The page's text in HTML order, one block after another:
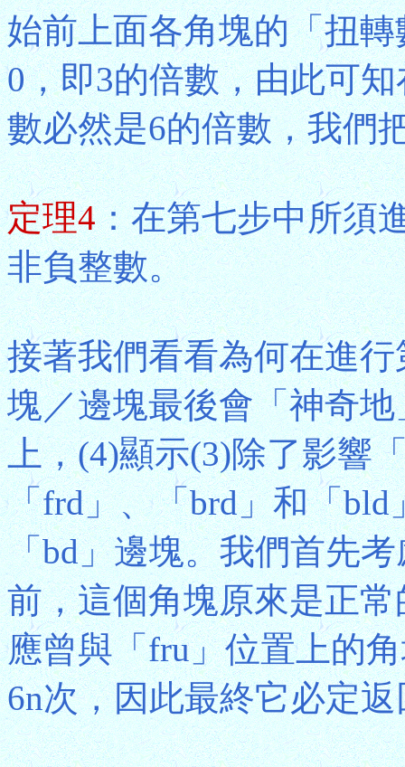
始前上面各角塊的「扭
0，即3的倍數，由此可
數必然是6的倍數，我們
定理4：在第七步中所須
非負整數。
接著我們看看為何在進
塊／邊塊最後會「神奇
上，(4)顯示(3)除了影響
「frd」、「brd」和「
「bd」邊塊。我們首先
前，這個角塊原來是正
應曾與「fru」位置上的
6n次，因此最終它必定